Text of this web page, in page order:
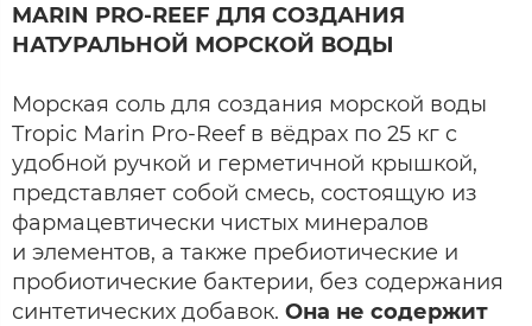
MARIN PRO-REEF ДЛЯ СОЗДАНИЯ
НАТУРАЛЬНОЙ МОРСКОЙ ВОДЫ
Морская соль для создания морской воды
Tropic Marin Pro-Reef в вёдрах по 25 кг c
удобной ручкой и герметичной крышкой,
представляет собой смесь, состоящую из
фармацевтически чистых минералов
и элементов, а также пребиотические и
пробиотические бактерии, без содержания
синтетических добавок. Она не содержит